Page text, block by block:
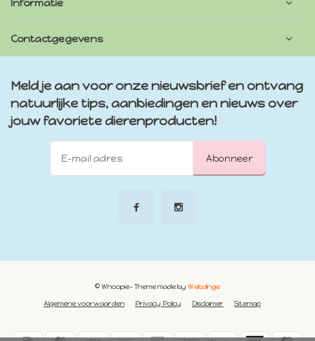
Informatie
Contactgegevens
Meld je aan voor onze nieuwsbrief en ontvang
natuurlijke tips, aanbiedingen en nieuws over
jouw favoriete dierenproducten!
Abonneer
Algemene voorwaarden Privacy Policy Disclaimer Sitemap
© Whoopie- Theme made by Webdinge